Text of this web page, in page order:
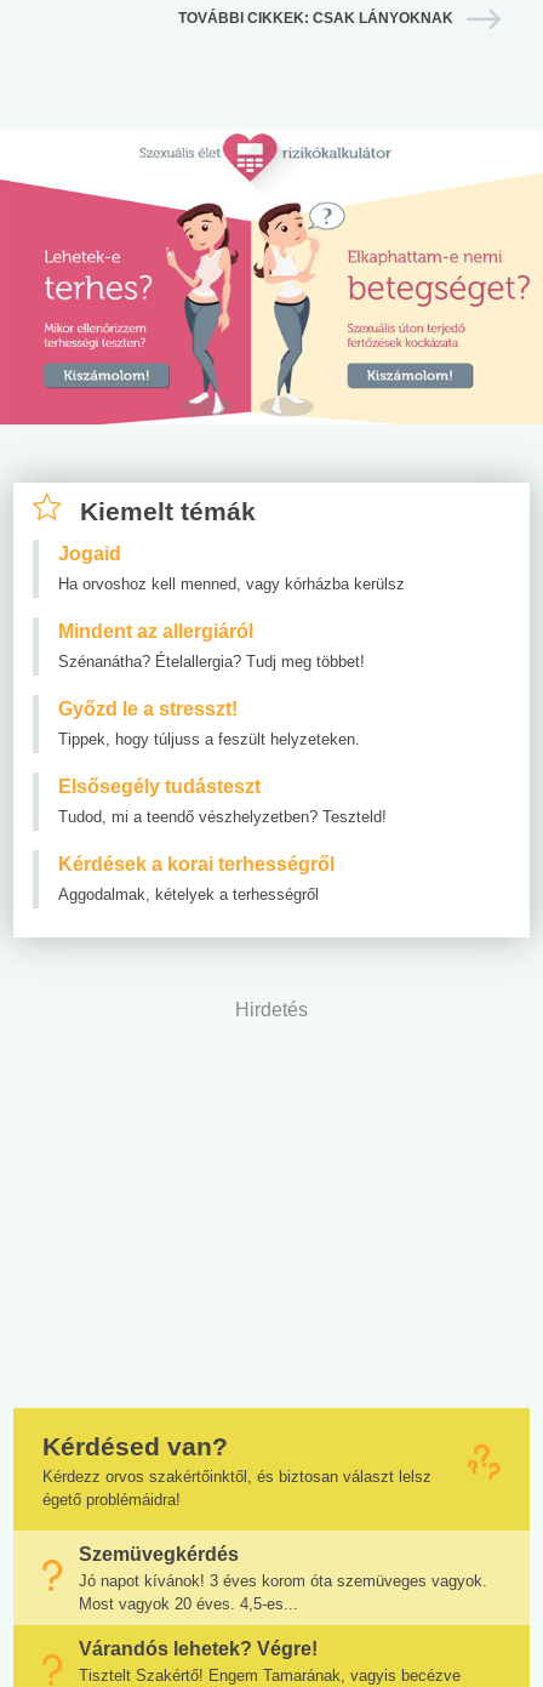
TOVÁBBI CIKKEK: CSAK LÁNYOKNAK
Kiemelt témák
Jogaid
Ha orvoshoz kell menned, vagy kórházba kerülsz
Mindent az allergiáról
Szénanátha? Ételallergia? Tudj meg többet!
Győzd le a stresszt!
Tippek, hogy túljuss a feszült helyzeteken.
Elsősegély tudásteszt
Tudod, mi a teendő vészhelyzetben? Teszteld!
Kérdések a korai terhességről
Aggodalmak, kételyek a terhességről
Hirdetés
Kérdésed van?
Kérdezz orvos szakértőinktől, és biztosan választ lelsz
égető problémáidra!
Szemüvegkérdés
Jó napot kívánok! 3 éves korom óta szemüveges vagyok.
Most vagyok 20 éves. 4,5-es...
Várandós lehetek? Végre!
Tisztelt Szakértő! Engem Tamarának, vagyis becézve